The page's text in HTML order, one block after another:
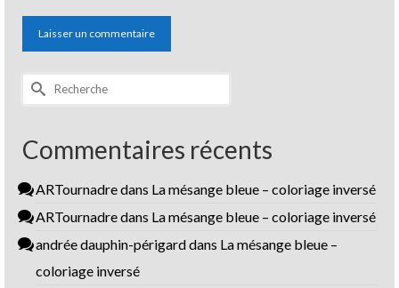
Rechercher :
Commentaires récents
ARTournadredans La mésange bleue – coloriage inversé
ARTournadredans La mésange bleue – coloriage inversé
andrée dauphin-périgarddans La mésange bleue –
coloriage inversé